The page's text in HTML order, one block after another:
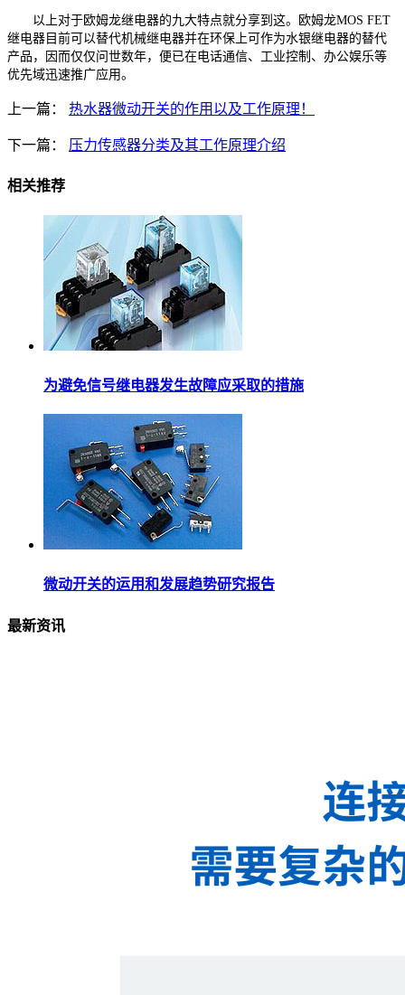
以上对于欧姆龙继电器的九大特点就分享到这。欧姆龙MOS FET
继电器目前可以替代机械继电器并在环保上可作为水银继电器的替代
产品，因而仅仅问世数年，便已在电话通信、工业控制、办公娱乐等
优先域迅速推广应用。
上一篇： 热水器微动开关的作用以及工作原理！
下一篇： 压力传感器分类及其工作原理介绍
相关推荐
为避免信号继电器发生故障应采取的措施
微动开关的运用和发展趋势研究报告
最新资讯